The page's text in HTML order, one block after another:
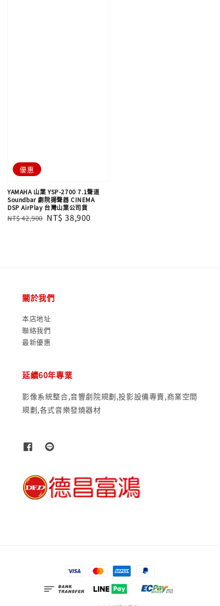
優惠
YAMAHA 山葉 YSP-2700 7.1聲道
Soundbar 劇院揚聲器 CINEMA
DSP AirPlay 台灣山葉公司貨
Regular
NT$ 42,900 Sale
NT$ 38,900
關於我們
本店地址
聯絡我們
最新優惠
延續60年專業
影像系統整合,音響劇院規劃,投影設備專賣,商業空間
規劃,各式音樂發燒器材